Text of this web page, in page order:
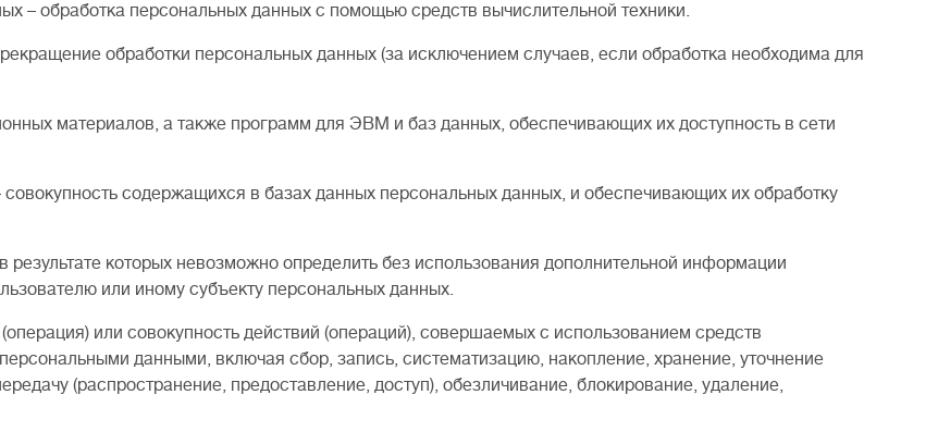
– обработка персональных данных с помощью средств вычислительной техники.
обработки персональных данных (за исключением случаев, если обработка необходима для
материалов, а также программ для ЭВМ и баз данных, обеспечивающих их доступность в сети
содержащихся в базах данных персональных данных, и обеспечивающих их обработку
которых невозможно определить без использования дополнительной информации
или иному субъекту персональных данных.
или совокупность действий (операций), совершаемых с использованием средств
данными, включая сбор, запись, систематизацию, накопление, хранение, уточнение
(распространение, предоставление, доступ), обезличивание, блокирование, удаление,